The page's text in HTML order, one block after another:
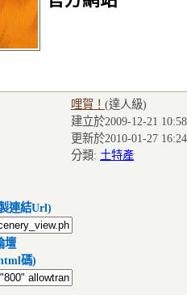
哩賀！ (達人級)
建立於2009-12-21
更新於2010-01-27
分類: 土特產
連結Url)
壇
碼)